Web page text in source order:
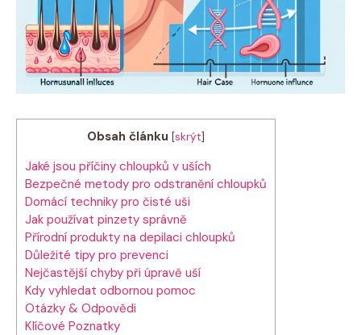
Obsah článku [skrýt]
Jaké jsou příčiny chloupků v uších
Bezpečné metody pro odstranění chloupků
Domácí techniky pro čisté uši
Jak používat pinzety správně
Přírodní produkty na depilaci chloupků
Důležité tipy pro prevenci
Nejčastější chyby při úpravě uší
Kdy vyhledat odbornou pomoc
Otázky & Odpovědi
Klíčové Poznatky